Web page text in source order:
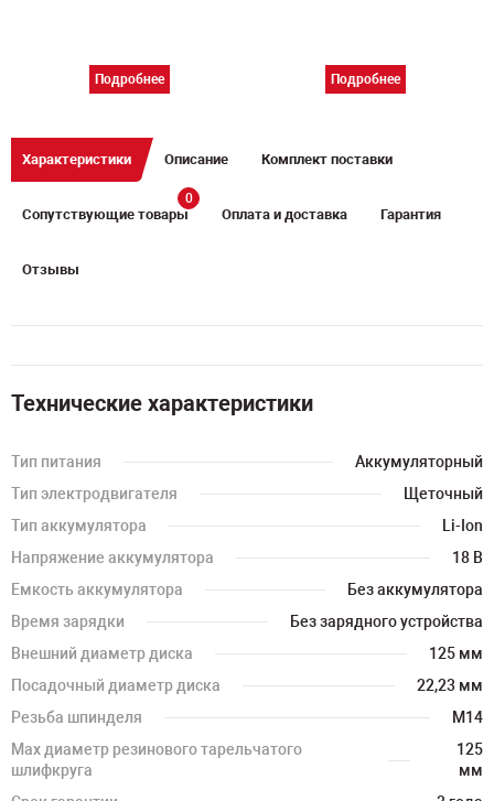
Подробнее Подробнее
Характеристики Описание Комплект поставки
Сопутствующие товары
0
Оплата и доставка Гарантия
Отзывы
Технические характеристики
Тип питания
Аккумуляторный
Тип электродвигателя
Щеточный
Тип аккумулятора
Li-Ion
Напряжение аккумулятора
18 В
Емкость аккумулятора
Без аккумулятора
Время зарядки
Без зарядного устройства
Внешний диаметр диска
125 мм
Посадочный диаметр диска
22,23 мм
Резьба шпинделя
М14
Мах диаметр резинового тарельчатого
шлифкруга
125
мм